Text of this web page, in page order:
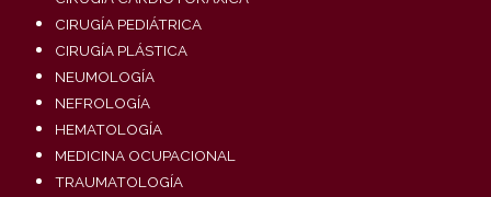
CIRUGÍA PEDIÁTRICA
CIRUGÍA PLÁSTICA
NEUMOLOGÍA
NEFROLOGÍA
HEMATOLOGÍA
MEDICINA OCUPACIONAL
TRAUMATOLOGÍA